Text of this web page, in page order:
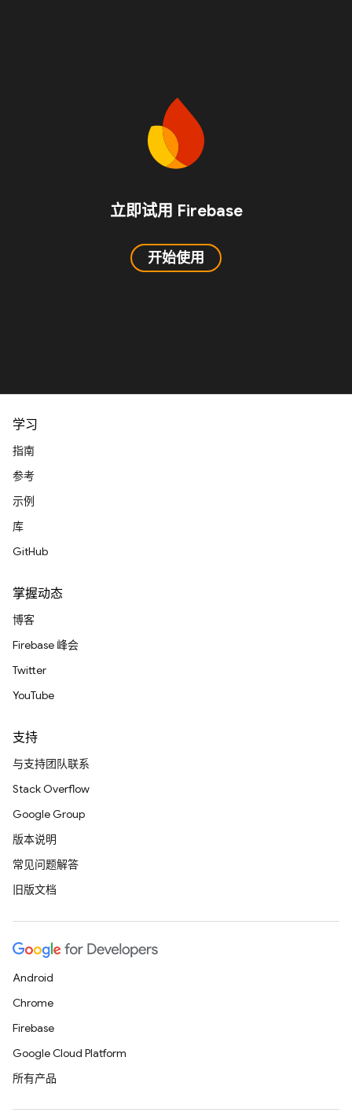
立即试用 Firebase
开始使用
学习
指南
参考
示例
库
GitHub
掌握动态
博客
Firebase 峰会
Twitter
YouTube
支持
与支持团队联系
Stack Overflow
Google Group
版本说明
常见问题解答
旧版文档
Android
Chrome
Firebase
Google Cloud Platform
所有产品